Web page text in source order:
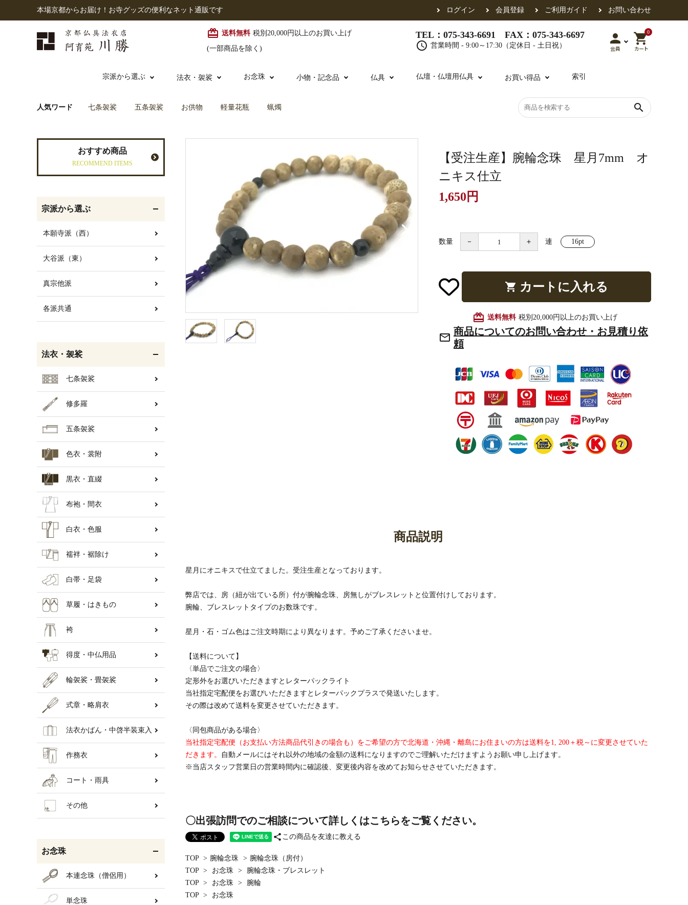
本場京都からお届け！お寺グッズの便利なネット通販です ログイン 会員登録 ご利用ガイド お問い合わせ
card_giftcard 送料無料 税別20,000円以上のお買い上げ
(一部商品を除く)
TEL：075-343-6691 FAX：075-343-6697
schedule 営業時間 - 9:00～17:30（定休日 - 土日祝） person
会員
0
shopping_cart
カート
宗派から選ぶ
本願寺派（西） 大谷派（東） 各派共通
法衣・袈裟
布袍・間衣 白衣・色服
草履・はきもの
式章・略肩衣
法衣かばん・中啓半装
作務衣
お念珠
本連念珠（僧侶用）
小物・記念品 仏具
金香炉・花瓶・火立 土香炉・香炉台・香盒
ご法要用品・箱類
戸帳・華鬘 山号額・寄進額・定紋
欄間・障子・襖・翠簾 喚鐘・梵鐘・銅像
掲示板・屋外用品・金
物
納骨壇
仏壇・仏壇用仏具
お仏壇の引き取り
お買い得品 索引
人気ワード 七条袈裟 五条袈裟 お供物 軽量花瓶 蝋燭 search
【受注生産】腕輪念珠 星月7mm オ
ニキス仕立
1,650円
数量 － ＋ 連 16pt
shopping_cart カートに入れる
card_giftcard 送料無料 税別20,000円以上のお買い上げ
mail_outline 商品についてのお問い合わせ・お見積り依
頼
商品説明
星月にオニキスで仕立てました。受注生産となっております。
弊店では、房（紐が出ている所）付が腕輪念珠、房無しがブレスレットと位置付けしております。
腕輪、ブレスレットタイプのお数珠です。
星月・石・ゴム色はご注文時期により異なります。予めご了承くださいませ。
【送料について】
〈単品でご注文の場合〉
定形外をお選びいただきますとレターパックライト
当社指定宅配便をお選びいただきますとレターパックプラスで発送いたします。
その際は改めて送料を変更させていただきます。
〈同包商品がある場合〉
当社指定宅配便（お支払い方法商品代引きの場合も）をご希望の方で北海道・沖縄・離島にお住まいの方は送料を1, 200＋税～に変更させていた
だきます。
自動メールにはそれ以外の地域の金額の送料になりますのでご理解いただけますようお願い申し上げます。
※当店スタッフ営業日の営業時間内に確認後、変更後内容を改めてお知らせさせていただきます。
〇出張訪問でのご相談について詳しくはこちらをご覧ください。
share この商品を友達に教える
TOP > 腕輪念珠 > 腕輪念珠（房付）
TOP > お念珠 >
腕輪念珠・ブレスレット
TOP > お念珠 >
腕輪
TOP > お念珠
おすすめ商品
RECOMMEND ITEMS
宗派から選ぶ
本願寺派（西）
大谷派（東）
真宗他派
各派共通
法衣・袈裟
七条袈裟
修多羅
五条袈裟
色衣・裳附
黒衣・直綴
布袍・間衣
白衣・色服
襦袢・裾除け
白帯・足袋
草履・はきもの
袴
得度・中仏用品
輪袈裟・畳袈裟
式章・略肩衣
法衣かばん・中啓半装束入
作務衣
コート・雨具
その他
お念珠
本連念珠（僧侶用）
単念珠